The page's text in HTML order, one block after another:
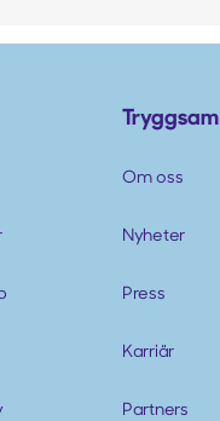
Tryggsam
Om oss
Nyheter
Press
Karriär
Partners